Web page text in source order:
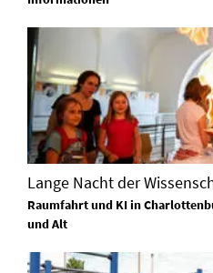
Lange Nacht der
Raumfahrt und KI in
und Alt